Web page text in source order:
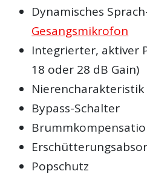
Dynamisches
Gesangsmikrofon
Integrierter, aktiver
18 oder 28 dB Gain)
Nierencharakteristik
Bypass-Schalter
Popschutz